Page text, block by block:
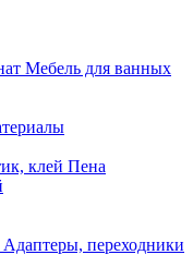
Мебель для ванных
Пена
Адаптеры, переходники